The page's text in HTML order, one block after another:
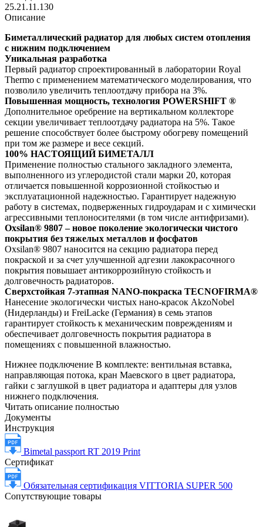
25.21.11.130
Описание
Биметаллический радиатор для любых систем отопления
с нижним подключением
Уникальная разработка
Первый радиатор спроектированный в лаборатории Royal
Thermo с применением математического моделирования, что
позволило увеличить теплоотдачу прибора на 3%.
Повышенная мощность, технология POWERSHIFT ®
Дополнительное оребрение на вертикальном коллекторе
секции увеличивает теплоотдачу радиатора на 5%. Такое
решение способствует более быстрому обогреву помещений
при том же размере и весе секций.
100% НАСТОЯЩИЙ БИМЕТАЛЛ
Применение полностью стального закладного элемента,
выполненного из углеродистой стали марки 20, которая
отличается повышенной коррозионной стойкостью и
эксплуатационной надежностью. Гарантирует надежную
работу в системах, подверженных гидроударам и с химически
агрессивными теплоносителями (в том числе антифризами).
Oxsilan® 9807 – новое поколение экологически чистого
покрытия без тяжелых металлов и фосфатов
Oxsilan® 9807 наносится на секцию радиатора перед
покраской и за счет улучшенной адгезии лакокрасочного
покрытия повышает антикоррозийную стойкость и
долговечность радиаторов.
Сверхстойкая 7-этапная NANO-покраска TECNOFIRMA®
Нанесение экологически чистых нано-красок AkzoNobel
(Нидерланды) и FreiLacke (Германия) в семь этапов
гарантирует стойкость к механическим повреждениям и
обеспечивает долговечность покрытия радиатора в
помещениях с повышенной влажностью.
Нижнее подключение В комплекте: вентильная вставка,
направляющая потока, кран Маевского в цвет радиатора,
гайки с заглушкой в цвет радиатора и адаптеры для узлов
нижнего подключения.
Читать описание полностью
Документы
Инструкция
Bimetal passport RT 2019 Print
Сертификат
Обязательная сертификация VITTORIA SUPER 500
Сопутствующие товары